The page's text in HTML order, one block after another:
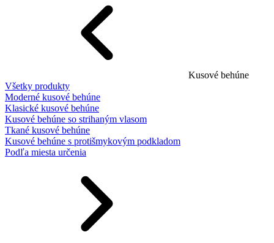
Kusové behúne
Všetky produkty
Moderné kusové behúne
Klasické kusové behúne
Kusové behúne so strihaným vlasom
Tkané kusové behúne
Kusové behúne s protišmykovým podkladom
Podľa miesta určenia